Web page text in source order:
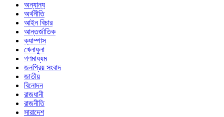
অন্যান্য
অর্থনীতি
আইন বিচার
আন্তর্জাতিক
ক্যাম্পাস
খেলাধুলা
গণমাধ্যম
জনপ্রিয় সংবাদ
জাতীয়
বিনোদন
রাজধানী
রাজনীতি
সারাদেশ